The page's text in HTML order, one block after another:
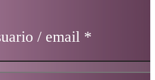
/ email *